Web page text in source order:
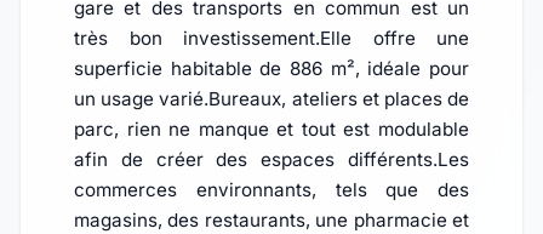
gare et des transports en commun est un
très bon investissement.Elle offre une
superficie habitable de 886 m², idéale pour
un usage varié.Bureaux, ateliers et places de
parc, rien ne manque et tout est modulable
afin de créer des espaces différents.Les
commerces environnants, tels que des
magasins, des restaurants, une pharmacie et